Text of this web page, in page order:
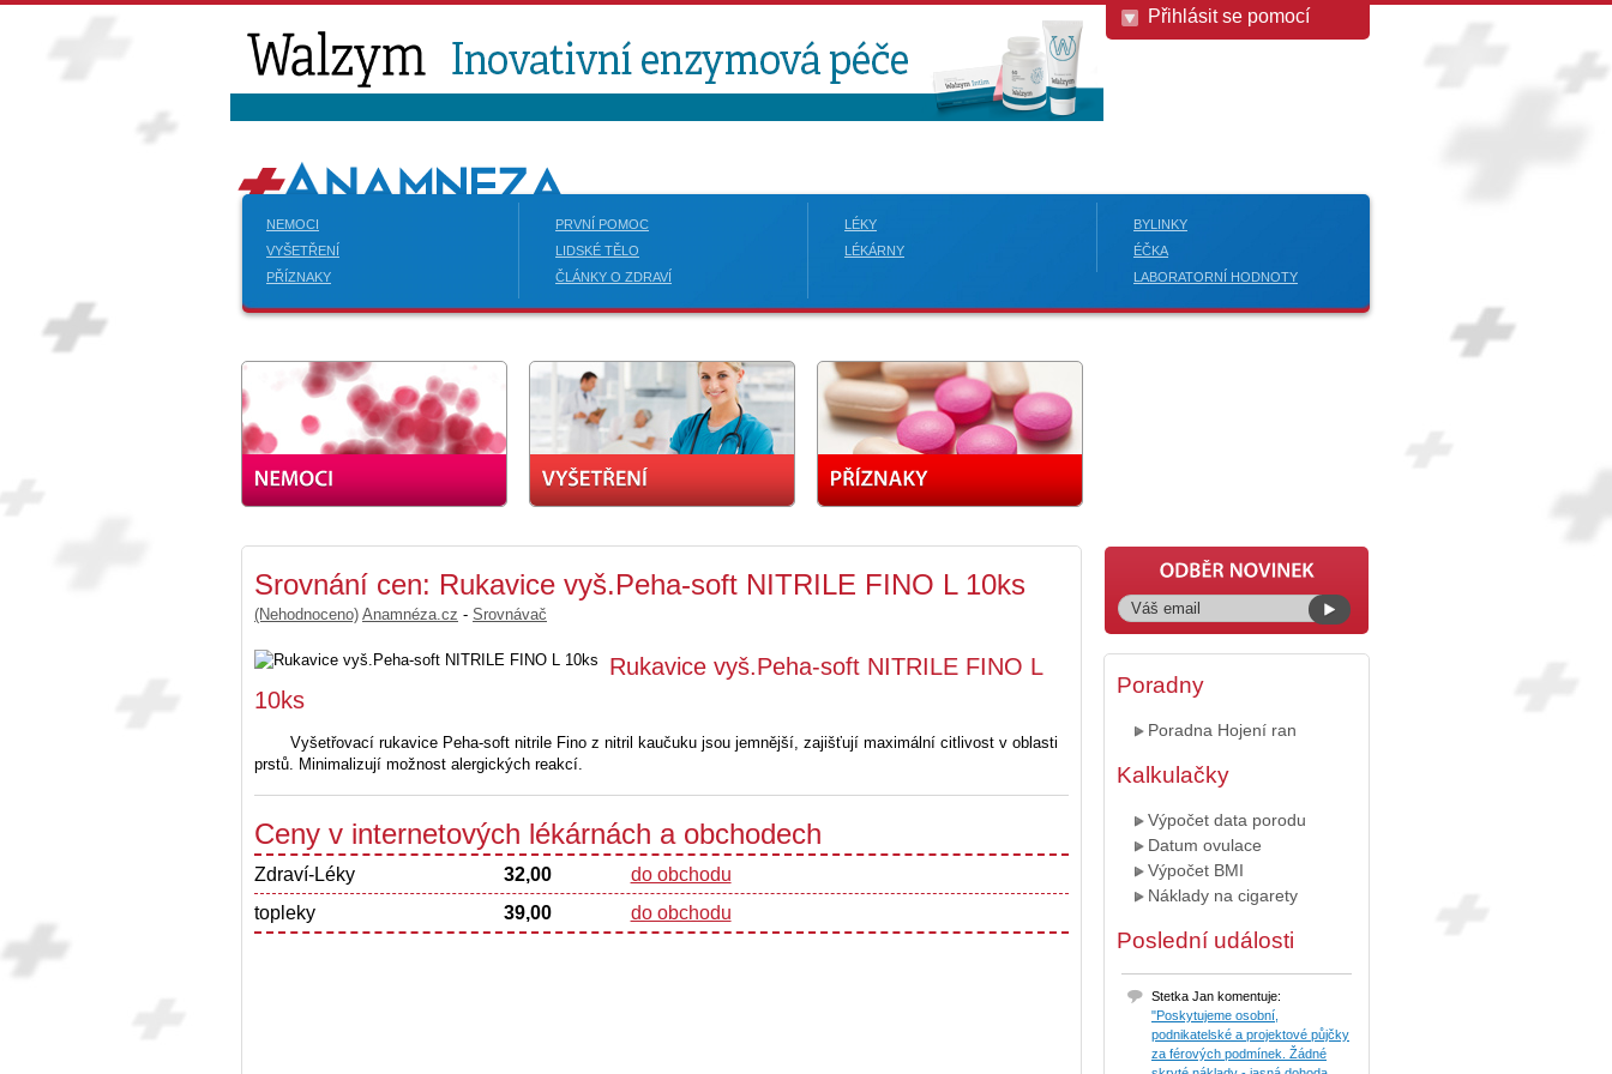
Přihlásit se pomocí
NEMOCI
VYŠETŘENÍ
PŘÍZNAKY
PRVNÍ POMOC
LIDSKÉ TĚLO
ČLÁNKY O ZDRAVÍ
LÉKY
LÉKÁRNY
BYLINKY
ÉČKA
LABORATORNÍ HODNOTY
Srovnání cen: Rukavice vyš.Peha-soft NITRILE FINO L 10ks
(Nehodnoceno) Anamnéza.cz - Srovnávač
Rukavice vyš.Peha-soft NITRILE FINO L
10ks
Vyšetřovací rukavice Peha-soft nitrile Fino z nitril kaučuku jsou jemnější, zajišťují maximální citlivost v oblasti
prstů. Minimalizují možnost alergických reakcí.
Ceny v internetových lékárnách a obchodech
Zdraví-Léky 32,00
do obchodu
topleky
39,00 do obchodu
Poradny
Poradna Hojení ran
Kalkulačky
Výpočet data porodu
Datum ovulace
Výpočet BMI
Náklady na cigarety
Poslední události
Stetka Jan komentuje:
"Poskytujeme osobní,
podnikatelské a projektové půjčky
za férových podmínek. Žádné